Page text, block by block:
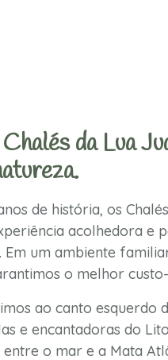
da Lua
de história, os
acolhedora e
um ambiente
o melhor
ao canto esquerdo
e encantadoras do
o mar e a Mata